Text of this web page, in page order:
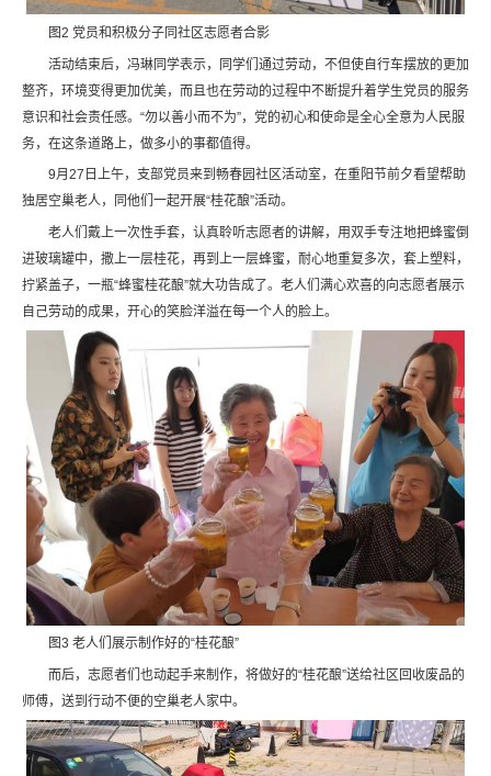
图2 党员和积极分子同社区志愿者合影
活动结束后，冯琳同学表示，同学们通过劳动，不但使自行车摆放的更加
整齐，环境变得更加优美，而且也在劳动的过程中不断提升着学生党员的服务
意识和社会责任感。“勿以善小而不为”，党的初心和使命是全心全意为人民服
务，在这条道路上，做多小的事都值得。
9月27日上午，支部党员来到畅春园社区活动室，在重阳节前夕看望帮助
独居空巢老人，同他们一起开展“桂花酿”活动。
老人们戴上一次性手套，认真聆听志愿者的讲解，用双手专注地把蜂蜜倒
进玻璃罐中，撒上一层桂花，再到上一层蜂蜜，耐心地重复多次，套上塑料，
拧紧盖子，一瓶“蜂蜜桂花酿”就大功告成了。老人们满心欢喜的向志愿者展示
自己劳动的成果，开心的笑脸洋溢在每一个人的脸上。
图3 老人们展示制作好的“桂花酿”
而后，志愿者们也动起手来制作，将做好的“桂花酿”送给社区回收废品的
师傅，送到行动不便的空巢老人家中。